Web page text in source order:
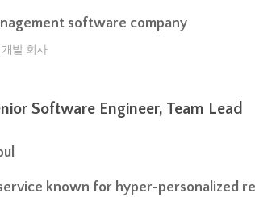
software company
발 회사
Software Engineer, Team Lead
known for hyper-personalized